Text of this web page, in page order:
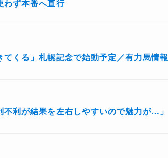
ず本番へ直行
くる」札幌記念で始動予定／有力馬情報
利が結果を左右しやすいので魅力が…」